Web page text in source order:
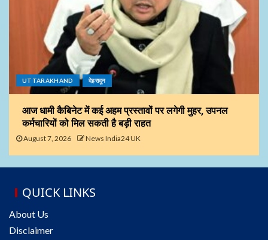
UTTARAKHAND देहरादून
आज धामी कैबिनेट में कई अहम प्रस्तावों पर लगेगी मुहर, उपनल
कर्मचारियों को मिल सकती है बड़ी राहत
August 7, 2026 News India24 UK
QUICK LINKS
About Us
Disclaimer